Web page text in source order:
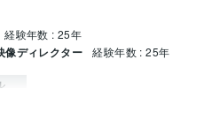
経験年数 : 25年
像ディレクター 経験年数 : 25年
Pro:5年